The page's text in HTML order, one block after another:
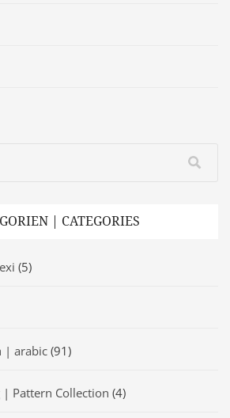
| CATEGORIES
(5)
| arabic (91)
Pattern Collection (4)